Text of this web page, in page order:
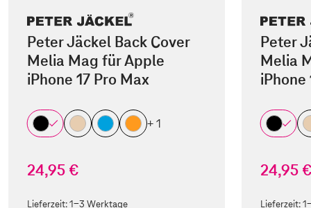
Peter Jäckel Back Cover
Melia Mag für Apple
iPhone 17 Pro Max
+ 1
24,95 €
Lieferzeit:1-3 Werktage
Peter
Melia
iPhone
24,95
Lieferzeit: